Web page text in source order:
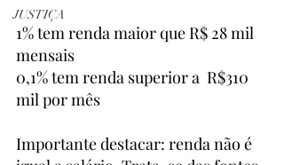
JUSTIÇA
1% tem renda maior que R$ 28 mil
mensais
0,1% tem renda superior a  R$310
mil por mês
Importante destacar: renda não é